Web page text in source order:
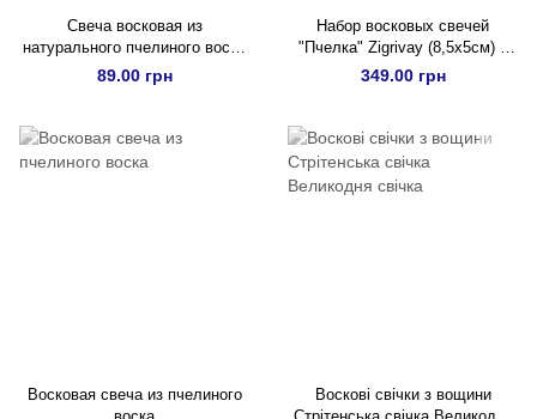
Свеча восковая из
натурального пчелиного воска
"Роза" Zigrivay (6х5см) (с22)
89.00 грн
Набор восковых свечей
"Пчелка" Zigrivay (8,5х5см) 2
шт (н18)
349.00 грн
Восковая свеча из пчелиного
Воскові свічки з вощини